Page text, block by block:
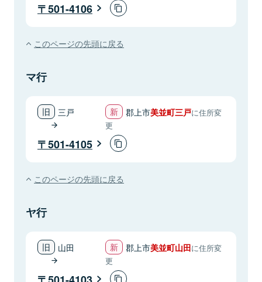
501-4106
このページの先頭に戻る
マ行
三戸 郡上市美並町三戸に住所変
更
501-4105
このページの先頭に戻る
ヤ行
山田 郡上市美並町山田に住所変
更